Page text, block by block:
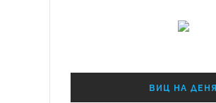
ВИЦ НА ДЕНЯ